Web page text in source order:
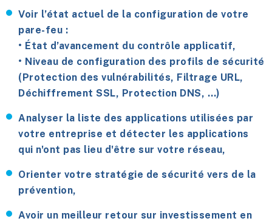
Voir l’état actuel de la configuration de votre
pare-feu :
• État d’avancement du contrôle applicatif,
• Niveau de configuration des profils de sécurité
(Protection des vulnérabilités, Filtrage URL,
Déchiffrement SSL, Protection DNS, …)
Analyser la liste des applications utilisées par
votre entreprise et détecter les applications
qui n'ont pas lieu d'être sur votre réseau,
Orienter votre stratégie de sécurité vers de la
prévention,
Avoir un meilleur retour sur investissement en